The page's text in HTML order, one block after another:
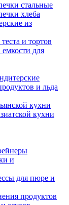
стальные
хлеба
из
и тортов
для
и льда
кухни
кухни
и
для пюре и
продуктов